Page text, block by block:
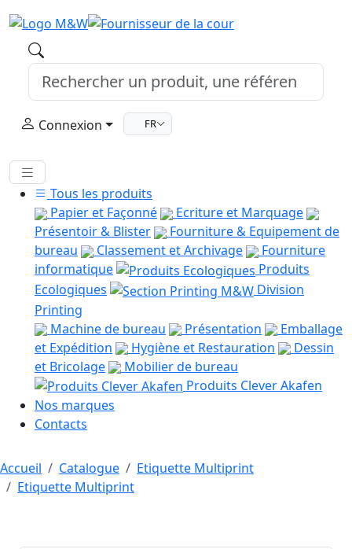
Connexion FR
Tous les produits
Papier et Façonné
Ecriture et Marquage
Présentoir & Blister
Fourniture & Equipement de
bureau
Classement et Archivage
Fourniture
informatique
Produits
Ecologiques
Division
Printing
Machine de bureau
Présentation
Emballage
et Expédition
Hygiène et Restauration
Dessin
et Bricolage
Mobilier de bureau
Produits Clever Akafen
Nos marques
Contacts
Accueil Catalogue
Etiquette Multiprint
Etiquette Multiprint